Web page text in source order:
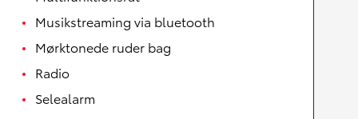
Musikstreaming via bluetooth
Mørktonede ruder bag
Radio
Selealarm